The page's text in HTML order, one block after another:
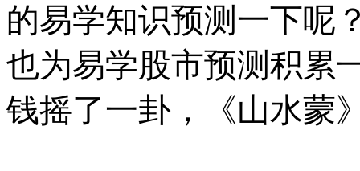
的易学知识预测一下呢
也为易学股市预测积累
钱摇了一卦，《山水蒙